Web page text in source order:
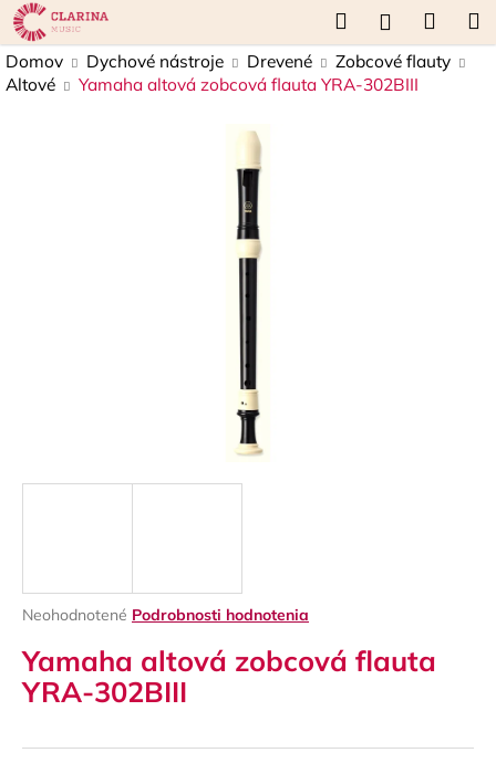
Prejsť
na
obsah
Hľadať
košík
Domov Dychové nástroje Drevené
Zobcové flauty
Altové
Yamaha altová zobcová flauta YRA-302BIII
Priemerné
produktu
je
0,0
Neohodnotené Podrobnosti hodnotenia
Yamaha altová zobcová flauta
YRA-302BIII
K
o
š
Späť
Späť
n
ť
HĽADAŤ